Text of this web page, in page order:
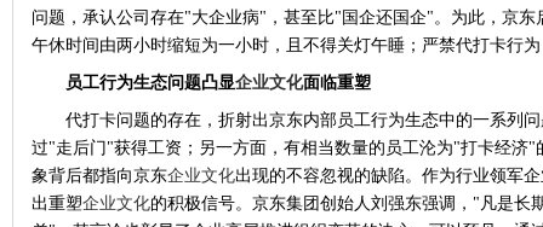
问题，承认公司存在"大企业病" ，甚至比" 国企还国企"。为此，京东
午休时间由两小时缩短为一小时，且不得关灯午睡；严禁代打卡行
员工行为生态问题凸显企业文化面临重塑
代打卡问题的存在，折射出京东内部员工行为生态中的一系列
过"走后门 "获得工资；另一方面，有相当数量的员工沦为"打卡经济"
象背后都指向京东企业文化出现的不容忽视的缺陷。作为行业领军
出重塑企业文化的积极信号。京东集团创始人刘强东强调， " 凡是长